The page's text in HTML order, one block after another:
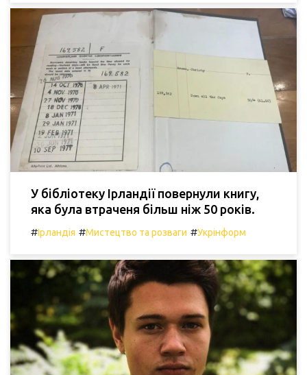
У бібліотеку Ірландії повернули книгу,
яка була втраченя більш ніж 50 років.
#Ірландія #Мистецтво та розваги #Укрінформ